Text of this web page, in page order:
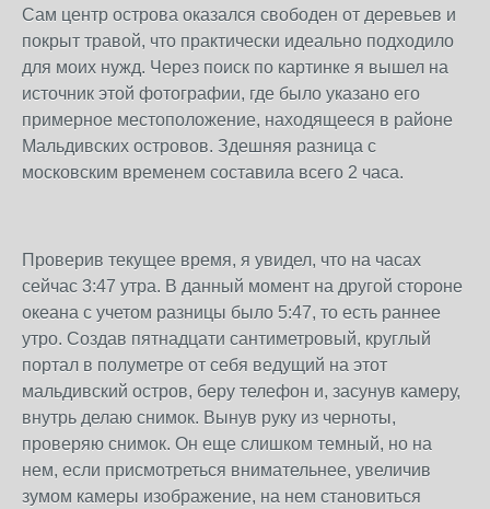
Сам центр острова оказался свободен от деревьев и
покрыт травой, что практически идеально подходило
для моих нужд. Через поиск по картинке я вышел на
источник этой фотографии, где было указано его
примерное местоположение, находящееся в районе
Мальдивских островов. Здешняя разница с
московским временем составила всего 2 часа.
Проверив текущее время, я увидел, что на часах
сейчас 3:47 утра. В данный момент на другой стороне
океана с учетом разницы было 5:47, то есть раннее
утро. Создав пятнадцати сантиметровый, круглый
портал в полуметре от себя ведущий на этот
мальдивский остров, беру телефон и, засунув камеру,
внутрь делаю снимок. Вынув руку из черноты,
проверяю снимок. Он еще слишком темный, но на
нем, если присмотреться внимательнее, увеличив
зумом камеры изображение, на нем становиться